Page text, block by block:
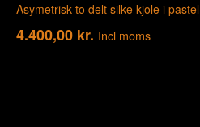
Asymetrisk to delt silke kjole i pastel
4.400,00 kr. Incl moms